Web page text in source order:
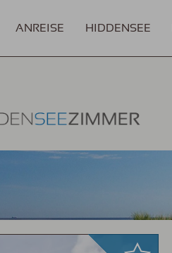
ANREISE HIDDENSEE